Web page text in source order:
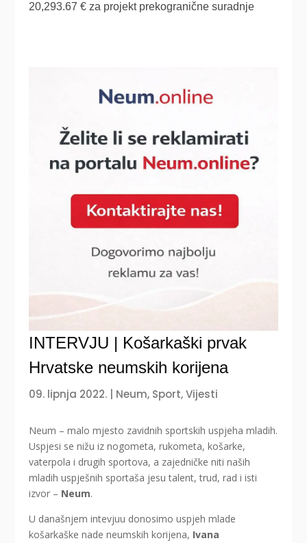
INTERVJU | Košarkaški prvak
Hrvatske neumskih korijena
09. lipnja 2022. Neum, Sport,Vijesti
Neum – malo mjesto zavidnih sportskih uspjeha mladih.
Uspjesi se nižu iz nogometa, rukometa, košarke,
vaterpola i drugih sportova, a zajedničke niti naših
mladih uspješnih sportaša jesu talent, trud, rad i isti
izvor – Neum.
U današnjem intevjuu donosimo uspjeh mlade
košarkaške nade neumskih korijena, Ivana
20,293.67 € za projekt prekogranične suradnje